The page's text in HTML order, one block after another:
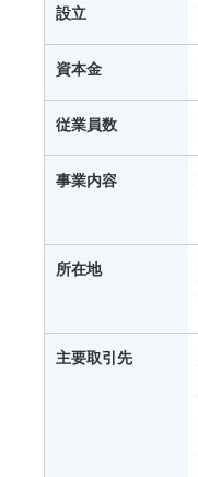
設立
資本金
従業員数
事業内容
所在地
主要取引先